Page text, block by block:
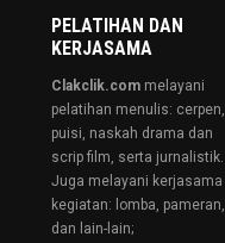
PELATIHAN DAN
KERJASAMA
Clakclik.commelayani
pelatihan menulis: cerpen,
puisi, naskah drama dan
scrip film, serta jurnalistik.
Juga melayani kerjasama
kegiatan: lomba, pameran,
dan lain-lain;